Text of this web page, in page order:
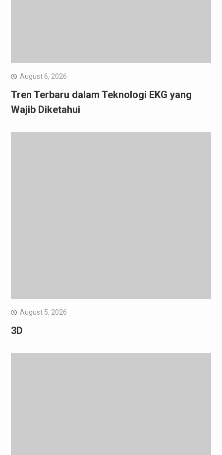
August 6, 2026
Tren Terbaru dalam Teknologi EKG yang
Wajib Diketahui
August 5, 2026
3D